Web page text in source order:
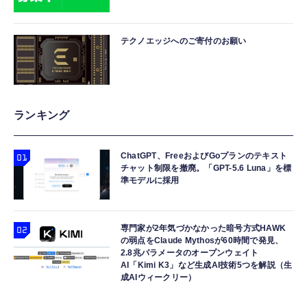
テクノエッジへのご寄付のお願い
ランキング
ChatGPT、FreeおよびGoプランのテキスト
チャット制限を撤廃。「GPT-5.6 Luna」を標
準モデルに採用
専門家が2年気づかなかった暗号方式HAWK
の弱点をClaude Mythosが60時間で発見、
2.8兆パラメータのオープンウェイト
AI「Kimi K3」など生成AI技術5つを解説（生
成AIウィークリー）